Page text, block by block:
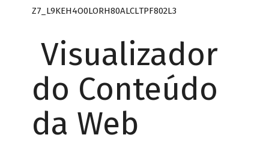
Z7_L9KEH4O0LORH80ALCLTPF802L3
Visualizador
do Conteúdo
da Web